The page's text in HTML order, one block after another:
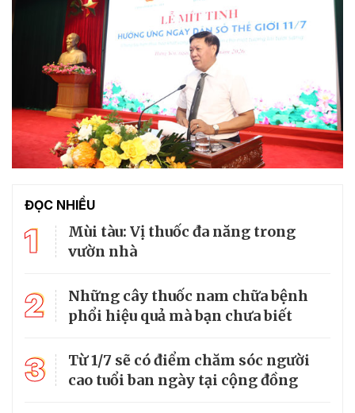
ĐỌC NHIỀU
1
Mùi tàu: Vị thuốc đa năng trong
vườn nhà
2
Những cây thuốc nam chữa bệnh
phổi hiệu quả mà bạn chưa biết
3
Từ 1/7 sẽ có điểm chăm sóc người
cao tuổi ban ngày tại cộng đồng